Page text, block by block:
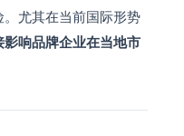
尤其在当前国际形势
响品牌企业在当地市